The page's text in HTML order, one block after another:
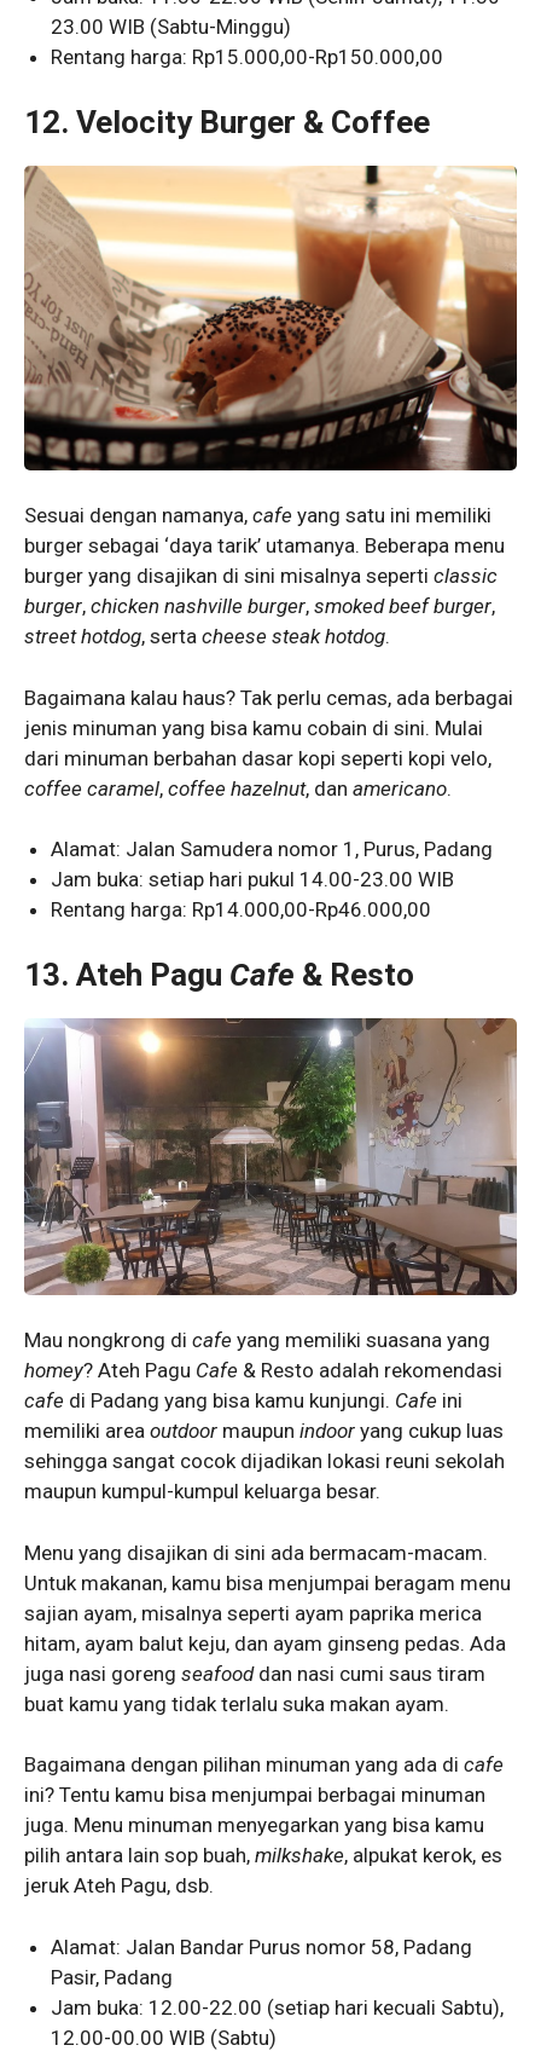
23.00 WIB (Sabtu-Minggu)
Rentang harga: Rp15.000,00-Rp150.000,00
12. Velocity Burger & Coffee
Sesuai dengan namanya, cafe yang satu ini memiliki
burger sebagai ‘daya tarik’ utamanya. Beberapa menu
burger yang disajikan di sini misalnya seperti classic
burger, chicken nashville burger, smoked beef burger,
street hotdog, serta cheese steak hotdog.
Bagaimana kalau haus? Tak perlu cemas, ada berbagai
jenis minuman yang bisa kamu cobain di sini. Mulai
dari minuman berbahan dasar kopi seperti kopi velo,
coffee caramel, coffee hazelnut, dan americano.
Alamat: Jalan Samudera nomor 1, Purus, Padang
Jam buka: setiap hari pukul 14.00-23.00 WIB
Rentang harga: Rp14.000,00-Rp46.000,00
13. Ateh Pagu Cafe & Resto
Mau nongkrong di cafe yang memiliki suasana yang
homey? Ateh Pagu Cafe & Resto adalah rekomendasi
cafe di Padang yang bisa kamu kunjungi. Cafe ini
memiliki area outdoor maupun indoor yang cukup luas
sehingga sangat cocok dijadikan lokasi reuni sekolah
maupun kumpul-kumpul keluarga besar.
Menu yang disajikan di sini ada bermacam-macam.
Untuk makanan, kamu bisa menjumpai beragam menu
sajian ayam, misalnya seperti ayam paprika merica
hitam, ayam balut keju, dan ayam ginseng pedas. Ada
juga nasi goreng seafooddan nasi cumi saus tiram
buat kamu yang tidak terlalu suka makan ayam.
Bagaimana dengan pilihan minuman yang ada di cafe
ini? Tentu kamu bisa menjumpai berbagai minuman
juga. Menu minuman menyegarkan yang bisa kamu
pilih antara lain sop buah, milkshake, alpukat kerok, es
jeruk Ateh Pagu, dsb.
Alamat: Jalan Bandar Purus nomor 58, Padang
Pasir, Padang
Jam buka: 12.00-22.00 (setiap hari kecuali Sabtu),
12.00-00.00 WIB (Sabtu)